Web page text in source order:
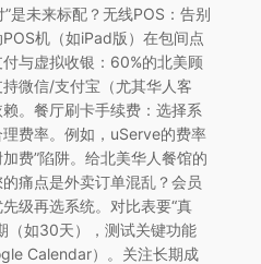
”是未来标配？无线POS：告别
机（如iPad版）在包间点
与虚拟收银：60%的北美顾
微信/支付宝（尤其华人客
。餐厅刷卡手续费：选择系
费率。例如，uServe的费率
费”陷阱。给北美华人餐馆的
痛点是外卖订单混乱？会员
级再选系统。对比表要“真
（如30天），测试关键功能
Calendar）。关注长期成